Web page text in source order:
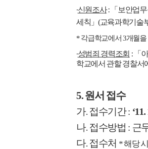
∙신원조사:
「보안업
세칙」(교육과학기술부
*각급학교에서 3개월
∙성범죄 경력조회 :
「
학교에서 관할 경찰서
5. 원서 접수
가. 접수기간 :
나. 접수방법 : 근
다. 접수처 * 해당